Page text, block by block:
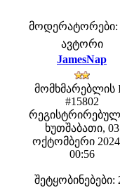
მოდერატორები:
ავტორი
JamesNap
მომხმარებლის
#15802
ხუთშაბათი, 03
ოქტომბერი
00:56
შეტყობინებები: